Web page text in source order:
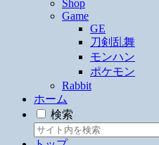
Shop
Game
GE
刀剣乱舞
モンハン
ポケモン
Rabbit
ホーム
検索